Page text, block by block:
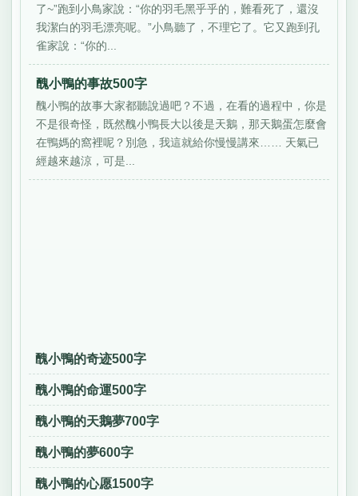
了~”跑到小鳥家說：“你的羽毛黑乎乎的，難看死了，還沒
我潔白的羽毛漂亮呢。”小鳥聽了，不理它了。它又跑到孔
雀家說：“你的...
醜小鴨的事故500字
醜小鴨的故事大家都聽說過吧？不過，在看的過程中，你是
不是很奇怪，既然醜小鴨長大以後是天鵝，那天鵝蛋怎麼會
在鴨媽的窩裡呢？別急，我這就給你慢慢講來…… 天氣已
經越來越涼，可是...
醜小鴨的奇迹500字
醜小鴨的命運500字
醜小鴨的天鵝夢700字
醜小鴨的夢600字
醜小鴨的心愿1500字